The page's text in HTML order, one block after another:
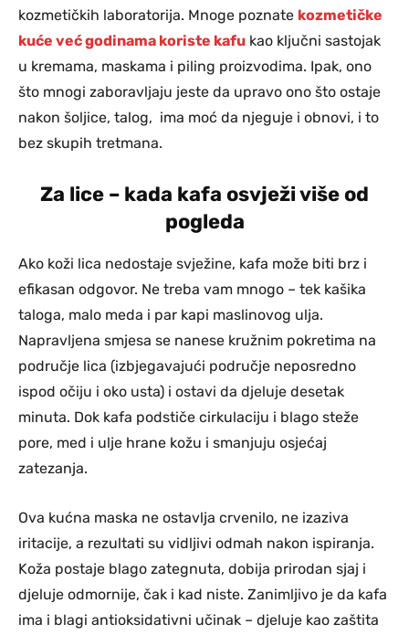
kozmetičkih laboratorija. Mnoge poznate kozmetičke
kuće već godinama koriste kafu kao ključni sastojak
u kremama, maskama i piling proizvodima. Ipak, ono
što mnogi zaboravljaju jeste da upravo ono što ostaje
nakon šoljice, talog, ima moć da njeguje i obnovi, i to
bez skupih tretmana.
Za lice – kada kafa osvježi više od
pogleda
Ako koži lica nedostaje svježine, kafa može biti brz i
efikasan odgovor. Ne treba vam mnogo – tek kašika
taloga, malo meda i par kapi maslinovog ulja.
Napravljena smjesa se nanese kružnim pokretima na
područje lica (izbjegavajući područje neposredno
ispod očiju i oko usta) i ostavi da djeluje desetak
minuta. Dok kafa podstiče cirkulaciju i blago steže
pore, med i ulje hrane kožu i smanjuju osjećaj
zatezanja.
Ova kućna maska ne ostavlja crvenilo, ne izaziva
iritacije, a rezultati su vidljivi odmah nakon ispiranja.
Koža postaje blago zategnuta, dobija prirodan sjaj i
djeluje odmornije, čak i kad niste. Zanimljivo je da kafa
ima i blagi antioksidativni učinak – djeluje kao zaštita